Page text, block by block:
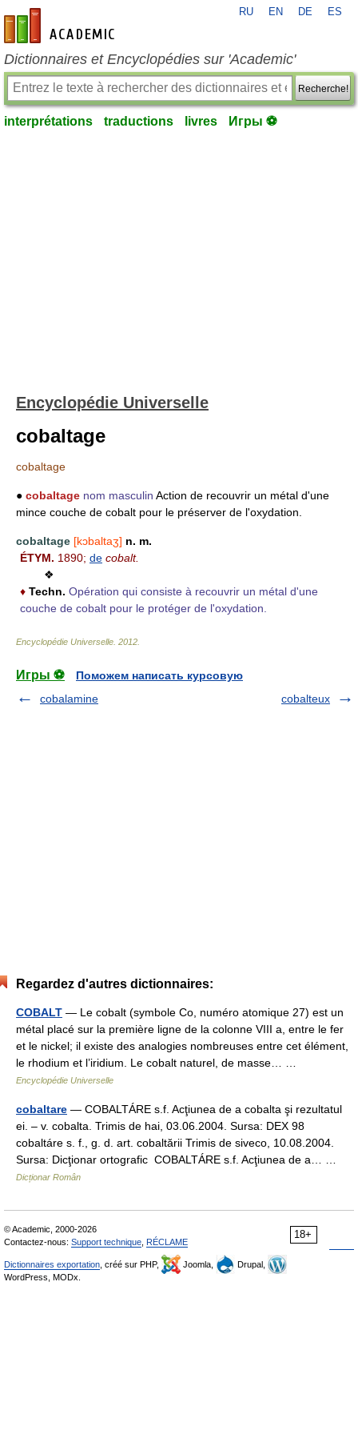
fr-academic.com
RU EN DE ES
Dictionnaires et Encyclopédies sur 'Academic'
Recherche!
interprétations traductions livres Игры ⚽
Encyclopédie Universelle
cobaltage
cobaltage
● cobaltage nom masculin Action de recouvrir un métal d'une
mince couche de cobalt pour le préserver de l'oxydation.
cobaltage [kɔbaltaʒ] n. m.
ÉTYM. 1890; de cobalt.
❖
♦ Techn. Opération qui consiste à recouvrir un métal d'une
couche de cobalt pour le protéger de l'oxydation.
Encyclopédie Universelle 2012
Игры ⚽
Поможем написать курсовую
cobalamine
cobalteux
Regardez d'autres dictionnaires:
COBALT — Le cobalt (symbole Co, numéro atomique 27) est un
métal placé sur la première ligne de la colonne VIII a, entre le fer
et le nickel; il existe des analogies nombreuses entre cet élément,
le rhodium et l’iridium. Le cobalt naturel, de masse… …
Encyclopédie Universelle
cobaltare — COBALTÁRE s.f. Acţiunea de a cobalta şi rezultatul
ei. – v. cobalta. Trimis de hai, 03.06.2004. Sursa: DEX 98
cobaltáre s. f., g. d. art. cobaltării Trimis de siveco, 10.08.2004.
Sursa: Dicţionar ortografic COBALTÁRE s.f. Acţiunea de a… …
Dicționar Român
18+
© Academic, 2000-2026
Contactez-nous: Support technique RÉCLAME
Dictionnaires exportation , créé sur PHP, Joomla,
Drupal,
WordPress, MODx.